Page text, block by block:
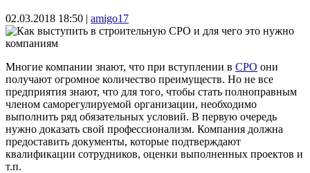
02.03.2018 18:50 | amigo17
Многие компании знают, что при вступлении в СРО они
получают огромное количество преимуществ. Но не все
предприятия знают, что для того, чтобы стать полноправным
членом саморегулируемой организации, необходимо
выполнить ряд обязательных условий. В первую очередь
нужно доказать свой профессионализм. Компания должна
предоставить документы, которые подтверждают
квалификации сотрудников, оценки выполненных проектов и
т.п.